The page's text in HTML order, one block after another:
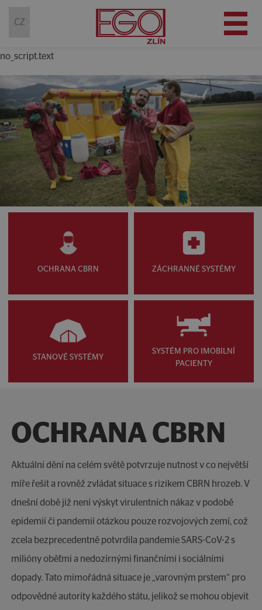
no_script.text
CZ(current)
OCHRANA CBRN ZÁCHRANNÉ SYSTÉMY
STANOVÉ SYSTÉMY
SYSTÉM PRO IMOBILNÍ
PACIENTY
OCHRANA CBRN
Aktuální dění na celém světě potvrzuje nutnost v co největší
míře řešit a rovněž zvládat situace s rizikem CBRN hrozeb. V
dnešní době již není výskyt virulentních nákaz v podobě
epidemií či pandemií otázkou pouze rozvojových zemí, což
zcela bezprecedentně potvrdila pandemie SARS-CoV-2 s
milióny oběťmi a nedozírnými finančními i sociálními
dopady. Tato mimořádná situace je „varovným prstem“ pro
odpovědné autority každého státu, jelikož se mohou objevit